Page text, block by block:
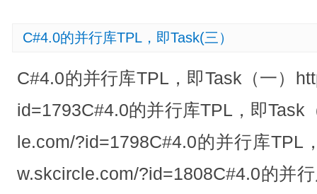
C#4.0的并行库TPL，即Task(三）
C#4.0的并行库TPL，即Task（一）
id=1793C#4.0的并行库TPL，即Task
le.com/?id=1798C#4.0的并行库TPL
w.skcircle.com/?id=1808C#4.0的并